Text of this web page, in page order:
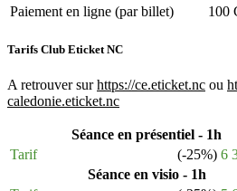
Paiement en ligne (par billet)
100
Tarifs Club Eticket NC
A retrouver surhttps://ce.eticket.nc ou
caledonie.eticket.nc
Séance en présentiel - 1h
Tarif
(-25%) 6
Séance en visio - 1h